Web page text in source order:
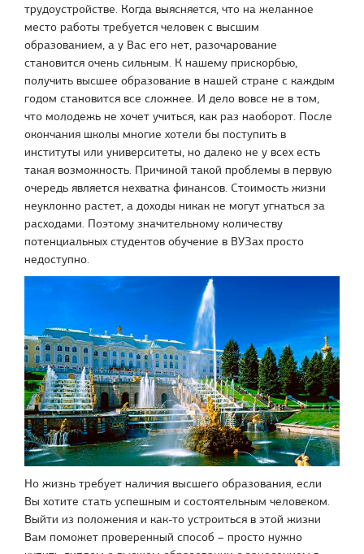
трудоустройстве. Когда выясняется, что на желанное
место работы требуется человек с высшим
образованием, а у Вас его нет, разочарование
становится очень сильным. К нашему прискорбью,
получить высшее образование в нашей стране с каждым
годом становится все сложнее. И дело вовсе не в том,
что молодежь не хочет учиться, как раз наоборот. После
окончания школы многие хотели бы поступить в
институты или университеты, но далеко не у всех есть
такая возможность. Причиной такой проблемы в первую
очередь является нехватка финансов. Стоимость жизни
неуклонно растет, а доходы никак не могут угнаться за
расходами. Поэтому значительному количеству
потенциальных студентов обучение в ВУЗах просто
недоступно.
Но жизнь требует наличия высшего образования, если
Вы хотите стать успешным и состоятельным человеком.
Выйти из положения и как-то устроиться в этой жизни
Вам поможет проверенный способ – просто нужно